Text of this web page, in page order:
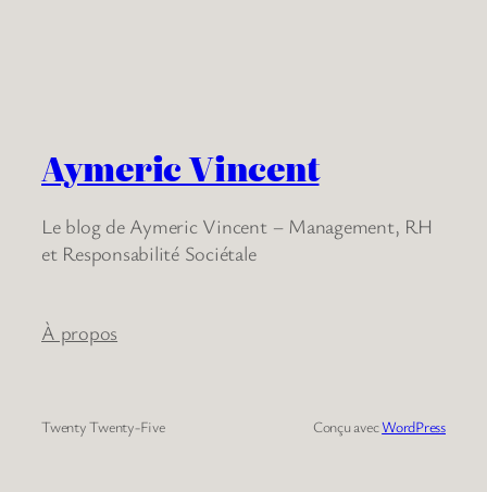
Aymeric Vincent
Le blog de Aymeric Vincent – Management, RH
et Responsabilité Sociétale
À propos
Twenty Twenty-Five Conçu avecWordPress